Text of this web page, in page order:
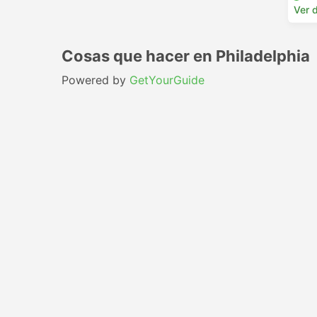
Ver
Cosas que hacer en Philadelphia
Powered by GetYourGuide